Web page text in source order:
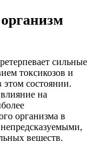
сильные
токсикозов и
состоянии.
на
организма в
веществ.